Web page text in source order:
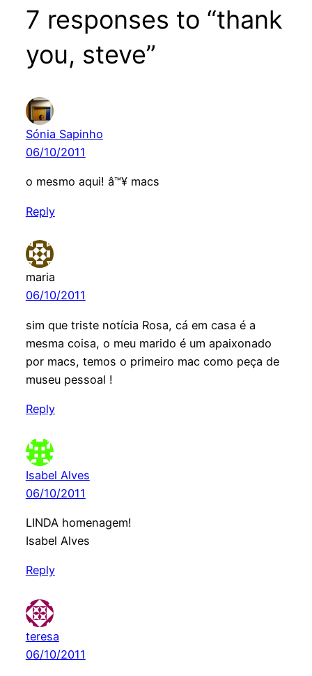
7 responses to “thank
you, steve”
Sónia Sapinho
06/10/2011
o mesmo aqui! â™¥ macs
Reply
maria
06/10/2011
sim que triste notícia Rosa, cá em casa é a
mesma coisa, o meu marido é um apaixonado
por macs, temos o primeiro mac como peça de
museu pessoal !
Reply
Isabel Alves
06/10/2011
LINDA homenagem!
Isabel Alves
Reply
teresa
06/10/2011